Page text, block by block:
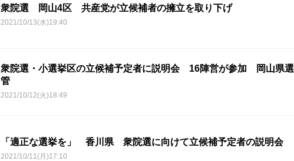
衆院選 岡山4区 共産党が立候補者の擁立を取り下げ
2021/10/13(水)19:40
衆院選・小選挙区の立候補予定者に説明会 16陣営が参加 岡山県選
管
2021/10/12(火)18:49
「適正な選挙を」 香川県 衆院選に向けて立候補予定者の説明会
2021/10/11(月)17:10